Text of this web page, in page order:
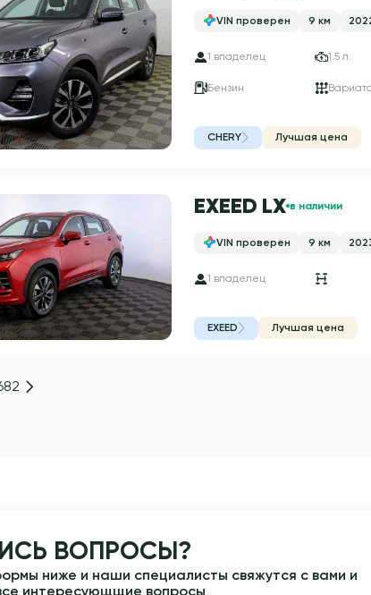
3 года
VIN проверен 9 км
1 владелец 1.5 л.
Бензин
CHERY Лучшая цена
3 года
EXEED LX в наличии
VIN проверен 9 км
1 владелец
EXEED Лучшая цена
ВОПРОСЫ?
ниже и наши специалисты свяжутся с вами и
интересующщие вопросы